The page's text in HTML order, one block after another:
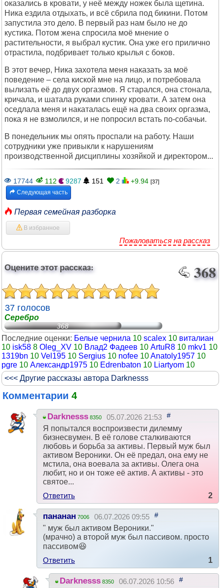
оказались в кровати, у неё между ножек была щетина.
Ника ездила отдыхать, и всё сбрила под бикини. Потом
запустила это дело. В первый раз нам было не до
кустика. Потом жена спросила моё мнение о
растительности, я выбрал кустик. Она уже его прилично
отрастила, подбривает только крылья с боков.
В этот вечер, Ника захотела меня наказать за моё
поведение – села киской мне на лицо, и потребовала
вылизать её до двух оргазмов. Я старался, она стонала,
кричала, и шатала руками спинку кровати. А затем она
оседлала меня и накаталась ещё на два своих оргазма,
пока я не взмолился, и не попросил встать по-собачьи.
В понедельник мы опять проспали на работу. Наши
сотрудники уже привыкли к нарушениям
производственной дисциплины хозяйкой и директором...
17744 112 9287 151 2 +9.94 [37]
Следующая часть
Первая семейная разборка
В избранное
Пожаловаться на рассказ
Оцените этот рассказ: 368
37 голосов
Серебро
368
Последние оценки: Белые чернила 10 scalex 10 виталиан
10 isk58 8 Oleg_XV 10 Влад2 Фадеев 10 ArtuR8 10 mkv1 10
1319bn 10 Vel195 10 Sergius 10 nofee 10Anatoly1957 10
pgre 10 Александр1975 10 Edrenbaton 10 Liartyom 10
<<< Другие рассказы автора Darknesss
Комментарии 4
Darknesss 8350 05.07.2026 21:53 #
Я попытался воспроизвести дилемму
бизнесвумен. В её голове сталкиваются
любовь и борьба за активы. Первый муж был
активом Вероники. Он её предал, она ему не
мстила, она воевала за активы. Олега она
любит, но и он тоже её актив. А активы - это
святое...
Ответить
2
пананан 7006 06.07.2026 09:55 #
" муж был активом Вероники."
(мрачно) а второй муж был пассивом. просто
пассивом😆
Ответить
1
Darknesss 8350 06.07.2026 10:56 #